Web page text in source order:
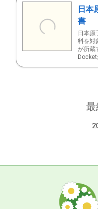
日本
書
日本原
料を対
が所蔵
Docket
最